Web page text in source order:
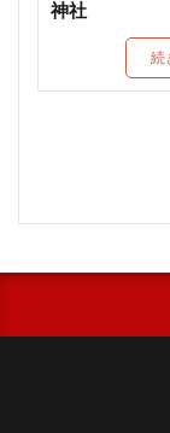
太郎坊宮
心
千葉 合
結和の御朱印
神社
続